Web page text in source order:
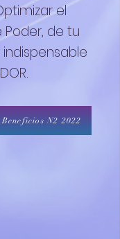
el
de tu
N2 2022